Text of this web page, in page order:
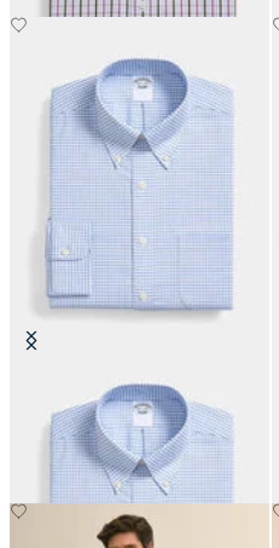
Regular Fit Non-Iron Oxford-
Hemd mit Button-Down-Kragen
€104.30